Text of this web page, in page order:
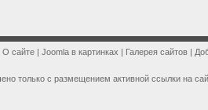
О сайте | Joomla в картинках | Галерея сайтов |
только с размещением активной ссылки на